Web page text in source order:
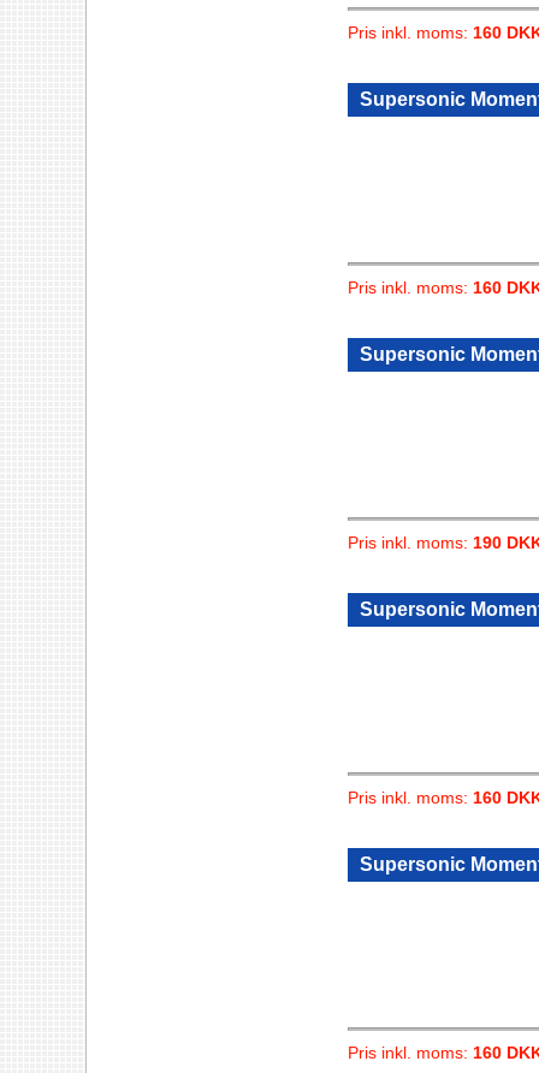
Pris inkl. moms: 160
Supersonic
Pris inkl. moms: 160
Supersonic
Pris inkl. moms: 190
Supersonic
Pris inkl. moms: 160
Supersonic
Pris inkl. moms: 160